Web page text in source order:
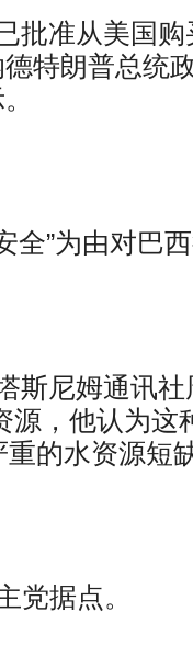
准从美国购
特朗普总统
”为由对巴西
尼姆通讯社
源，他认为这
的水资源短缺
党据点。